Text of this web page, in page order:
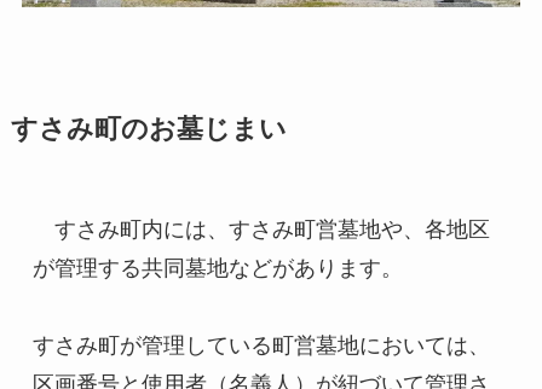
すさみ町のお墓じまい
すさみ町内には、すさみ町営墓地や、各地区
が管理する共同墓地などがあります。
すさみ町が管理している町営墓地においては、
区画番号と使用者（名義人）が紐づいて管理さ